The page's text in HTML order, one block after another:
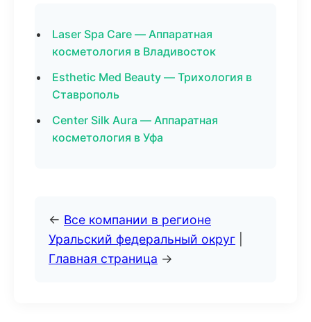
Laser Spa Care — Аппаратная
косметология в Владивосток
Esthetic Med Beauty — Трихология в
Ставрополь
Center Silk Aura — Аппаратная
косметология в Уфа
← Все компании в регионе
Уральский федеральный округ
Главная страница →